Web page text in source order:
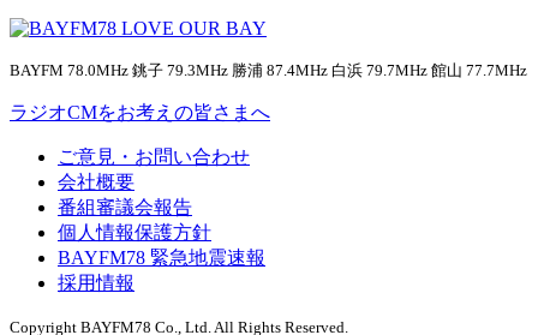
BAYFM 78.0MHz 銚子 79.3MHz 勝浦 87.4MHz 白浜 79.7MHz 館山 77.7MHz
ラジオCMをお考えの皆さまへ
ご意見・お問い合わせ
会社概要
番組審議会報告
個人情報保護方針
BAYFM78 緊急地震速報
採用情報
Copyright BAYFM78 Co., Ltd. All Rights Reserved.